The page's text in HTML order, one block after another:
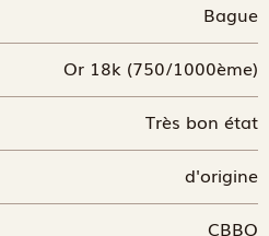
Bague
Or 18k (750/1000ème)
Très bon état
d'origine
CBBO